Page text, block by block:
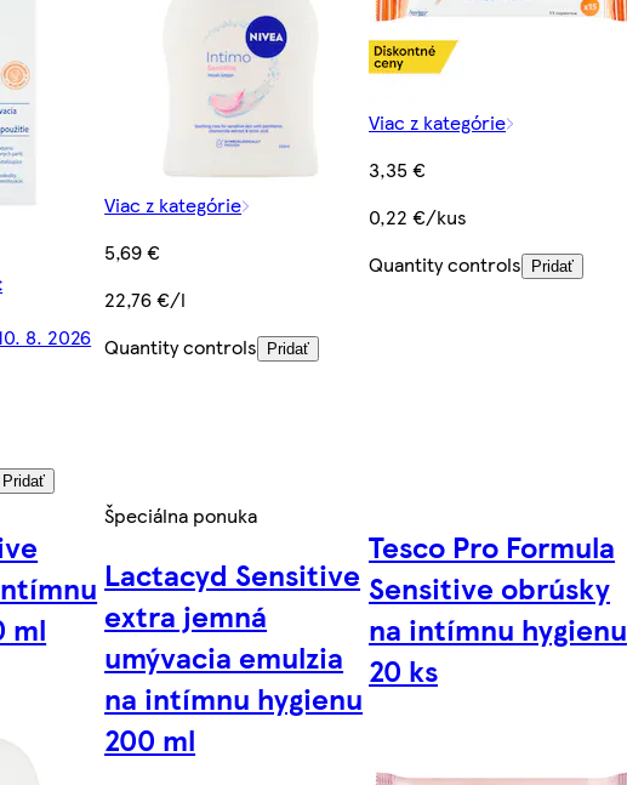
8. 2026
Pridať
Viac z kategórie
5,69 €
22,76 €/l
Quantity controls
Pridať
Viac z kategórie
3,35 €
0,22 €/kus
Quantity controls
Pridať
ml
Špeciálna ponuka
Lactacyd Sensitive
extra jemná
umývacia emulzia
na intímnu hygienu
200 ml
Tesco Pro Formula
Sensitive obrúsky
na intímnu hygienu
20 ks